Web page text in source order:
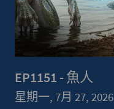
EP1151 - 魚人
星期一, 7月 27, 2026